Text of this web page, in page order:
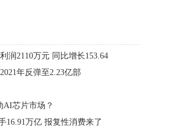
润2110万元 同比增长153.64
年反弹至2.23亿部
AI芯片市场？
16.91万亿 报复性消费来了